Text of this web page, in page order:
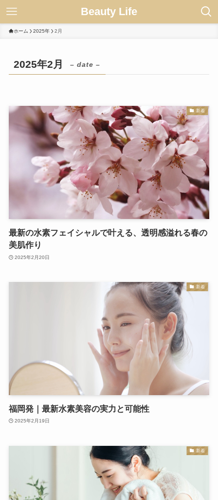
Beauty Life
ホーム 2025年 2月
2025年2月 – date –
新着
最新の水素フェイシャルで叶える、透明感溢れる春の
美肌作り
2025年2月20日
新着
福岡発｜最新水素美容の実力と可能性
2025年2月19日
新着